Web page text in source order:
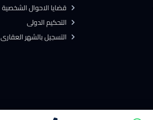
قضايا الاحوال الشخصية
التحكيم الدولى
التسجيل بالشهر العقارى